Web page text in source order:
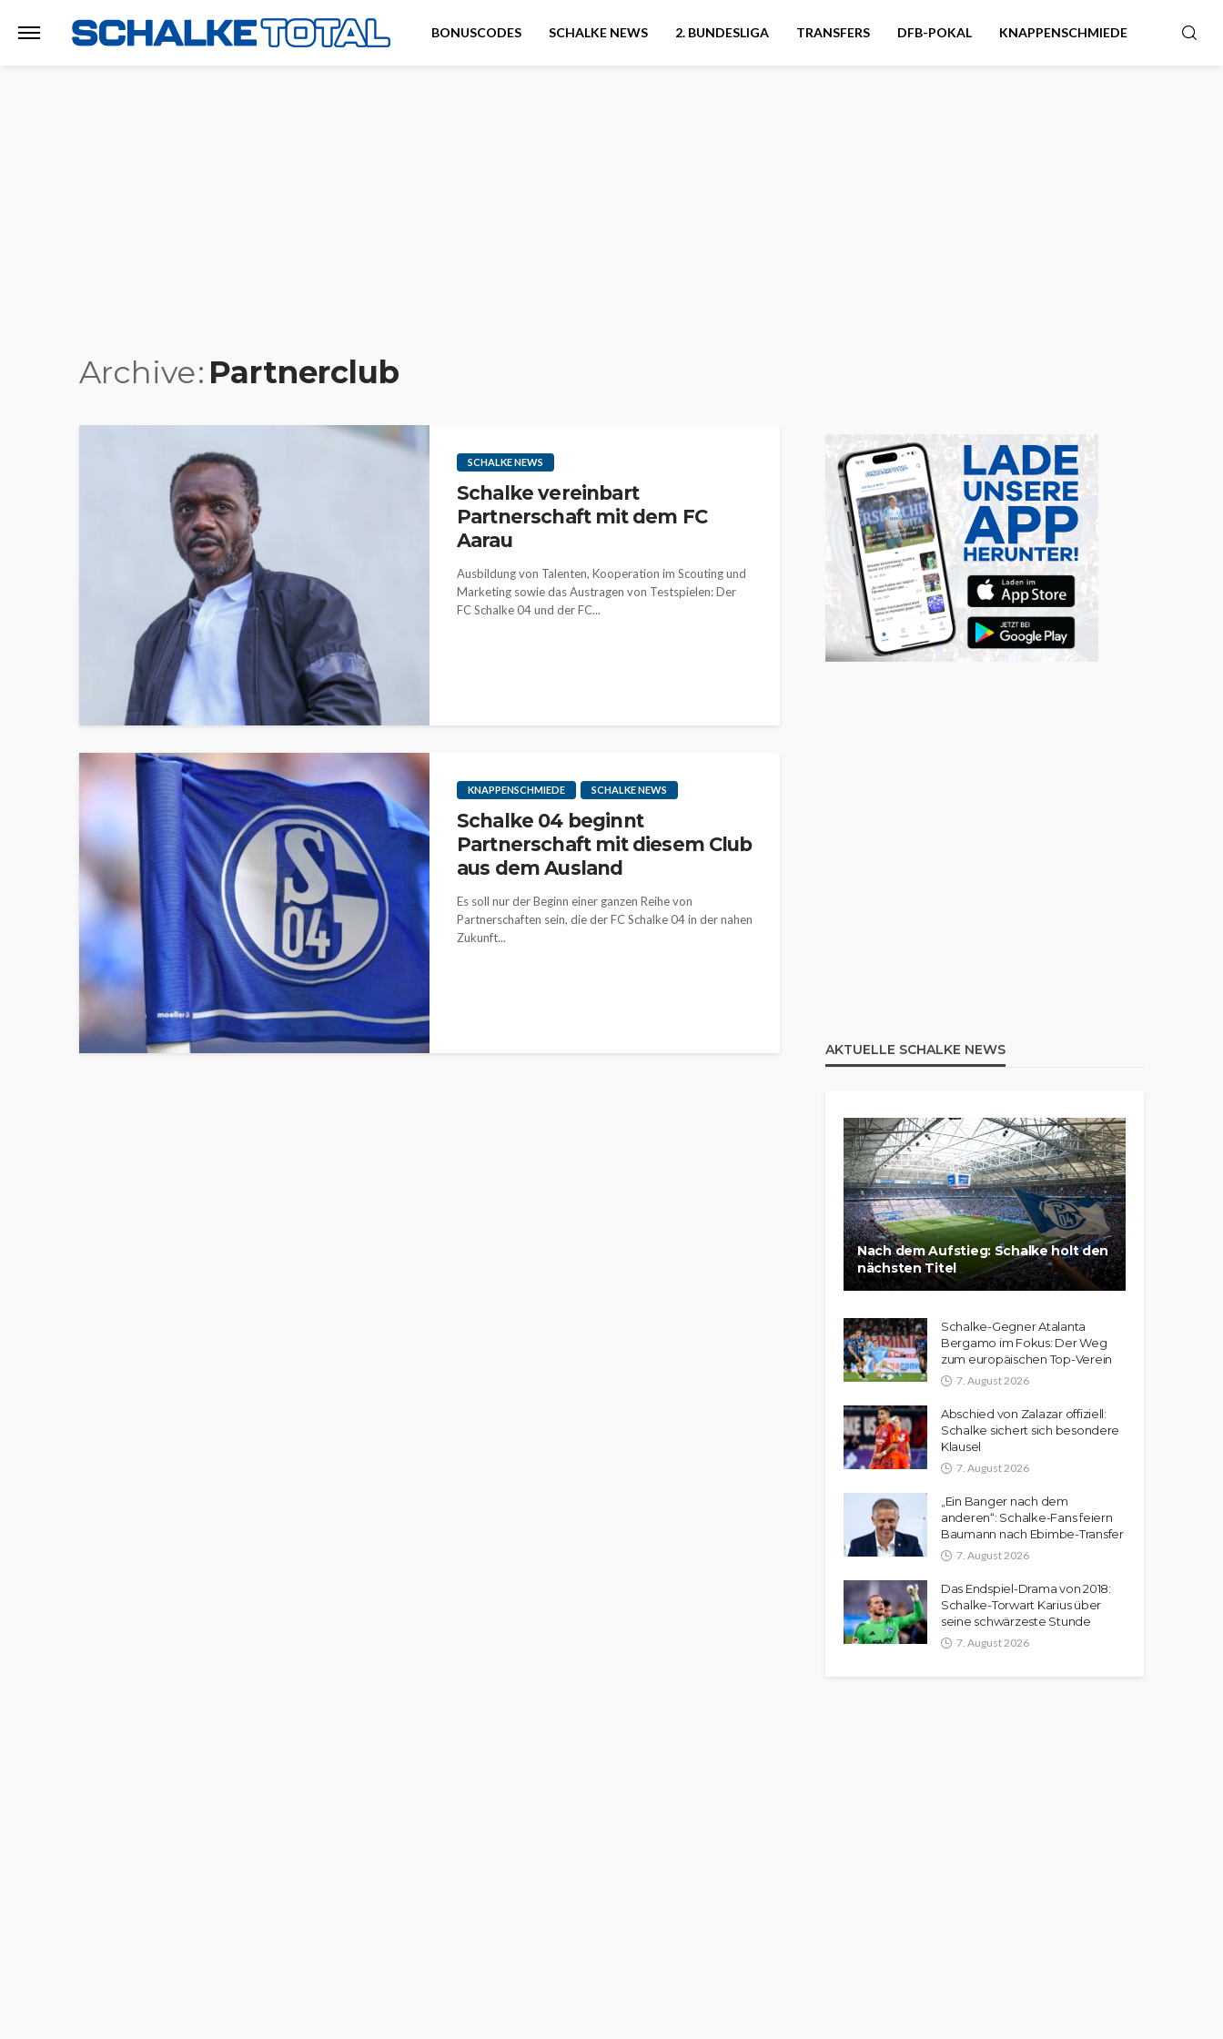
BONUSCODES SCHALKE NEWS 2. BUNDESLIGA TRANSFERS DFB-POKAL KNAPPENSCHMIEDE
Archive Partnerclub
SCHALKE NEWS
Schalke vereinbart
Partnerschaft mit dem FC
Aarau
Ausbildung von Talenten, Kooperation im Scouting und
Marketing sowie das Austragen von Testspielen: Der
FC Schalke 04 und der FC...
KNAPPENSCHMIEDE SCHALKE NEWS
Schalke 04 beginnt
Partnerschaft mit diesem Club
aus dem Ausland
Es soll nur der Beginn einer ganzen Reihe von
Partnerschaften sein, die der FC Schalke 04 in der nahen
Zukunft...
AKTUELLE SCHALKE NEWS
Nach dem Aufstieg: Schalke holt den
nächsten Titel
Schalke-Gegner Atalanta
Bergamo im Fokus: Der Weg
zum europäischen Top-Verein
7. August 2026
Abschied von Zalazar offiziell:
Schalke sichert sich besondere
Klausel
7. August 2026
„Ein Banger nach dem
anderen“: Schalke-Fans feiern
Baumann nach Ebimbe-Transfer
7. August 2026
Das Endspiel-Drama von 2018:
Schalke-Torwart Karius über
seine schwärzeste Stunde
7. August 2026